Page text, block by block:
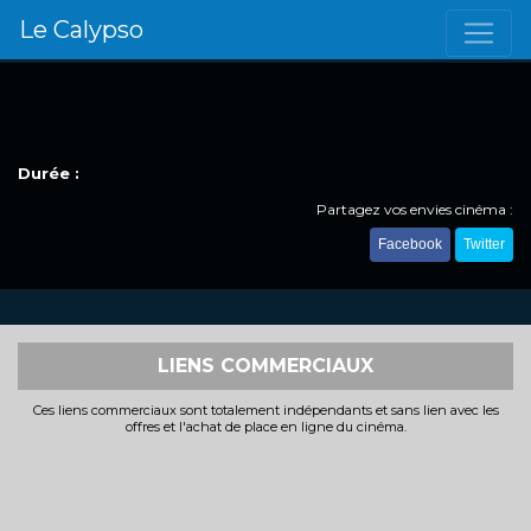
Le Calypso
Durée :
Partagez vos envies cinéma :
Facebook Twitter
LIENS COMMERCIAUX
Ces liens commerciaux sont totalement indépendants et sans lien avec les
offres et l'achat de place en ligne du cinéma.